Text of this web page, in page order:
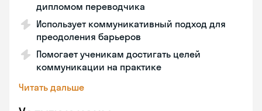
дипломом переводчика
Использует коммуникативный подход для
преодоления барьеров
Помогает ученикам достигать целей
коммуникации на практике
Читать дальше